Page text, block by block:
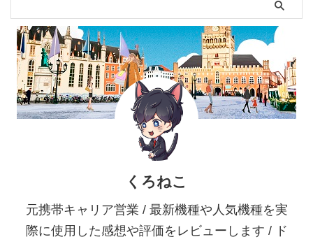
くろねこ
元携帯キャリア営業 / 最新機種や人気機種を実
際に使用した感想や評価をレビューします / ド